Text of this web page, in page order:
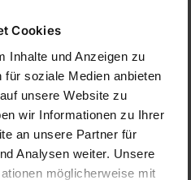
Cookies
Inhalte und Anzeigen zu
soziale Medien anbieten
unsere Website zu
wir Informationen zu Ihrer
an unsere Partner für
Analysen weiter. Unsere
möglicherweise mit
Preis-/Leistungsverhältnis
Melden Teilen vor einem Monat